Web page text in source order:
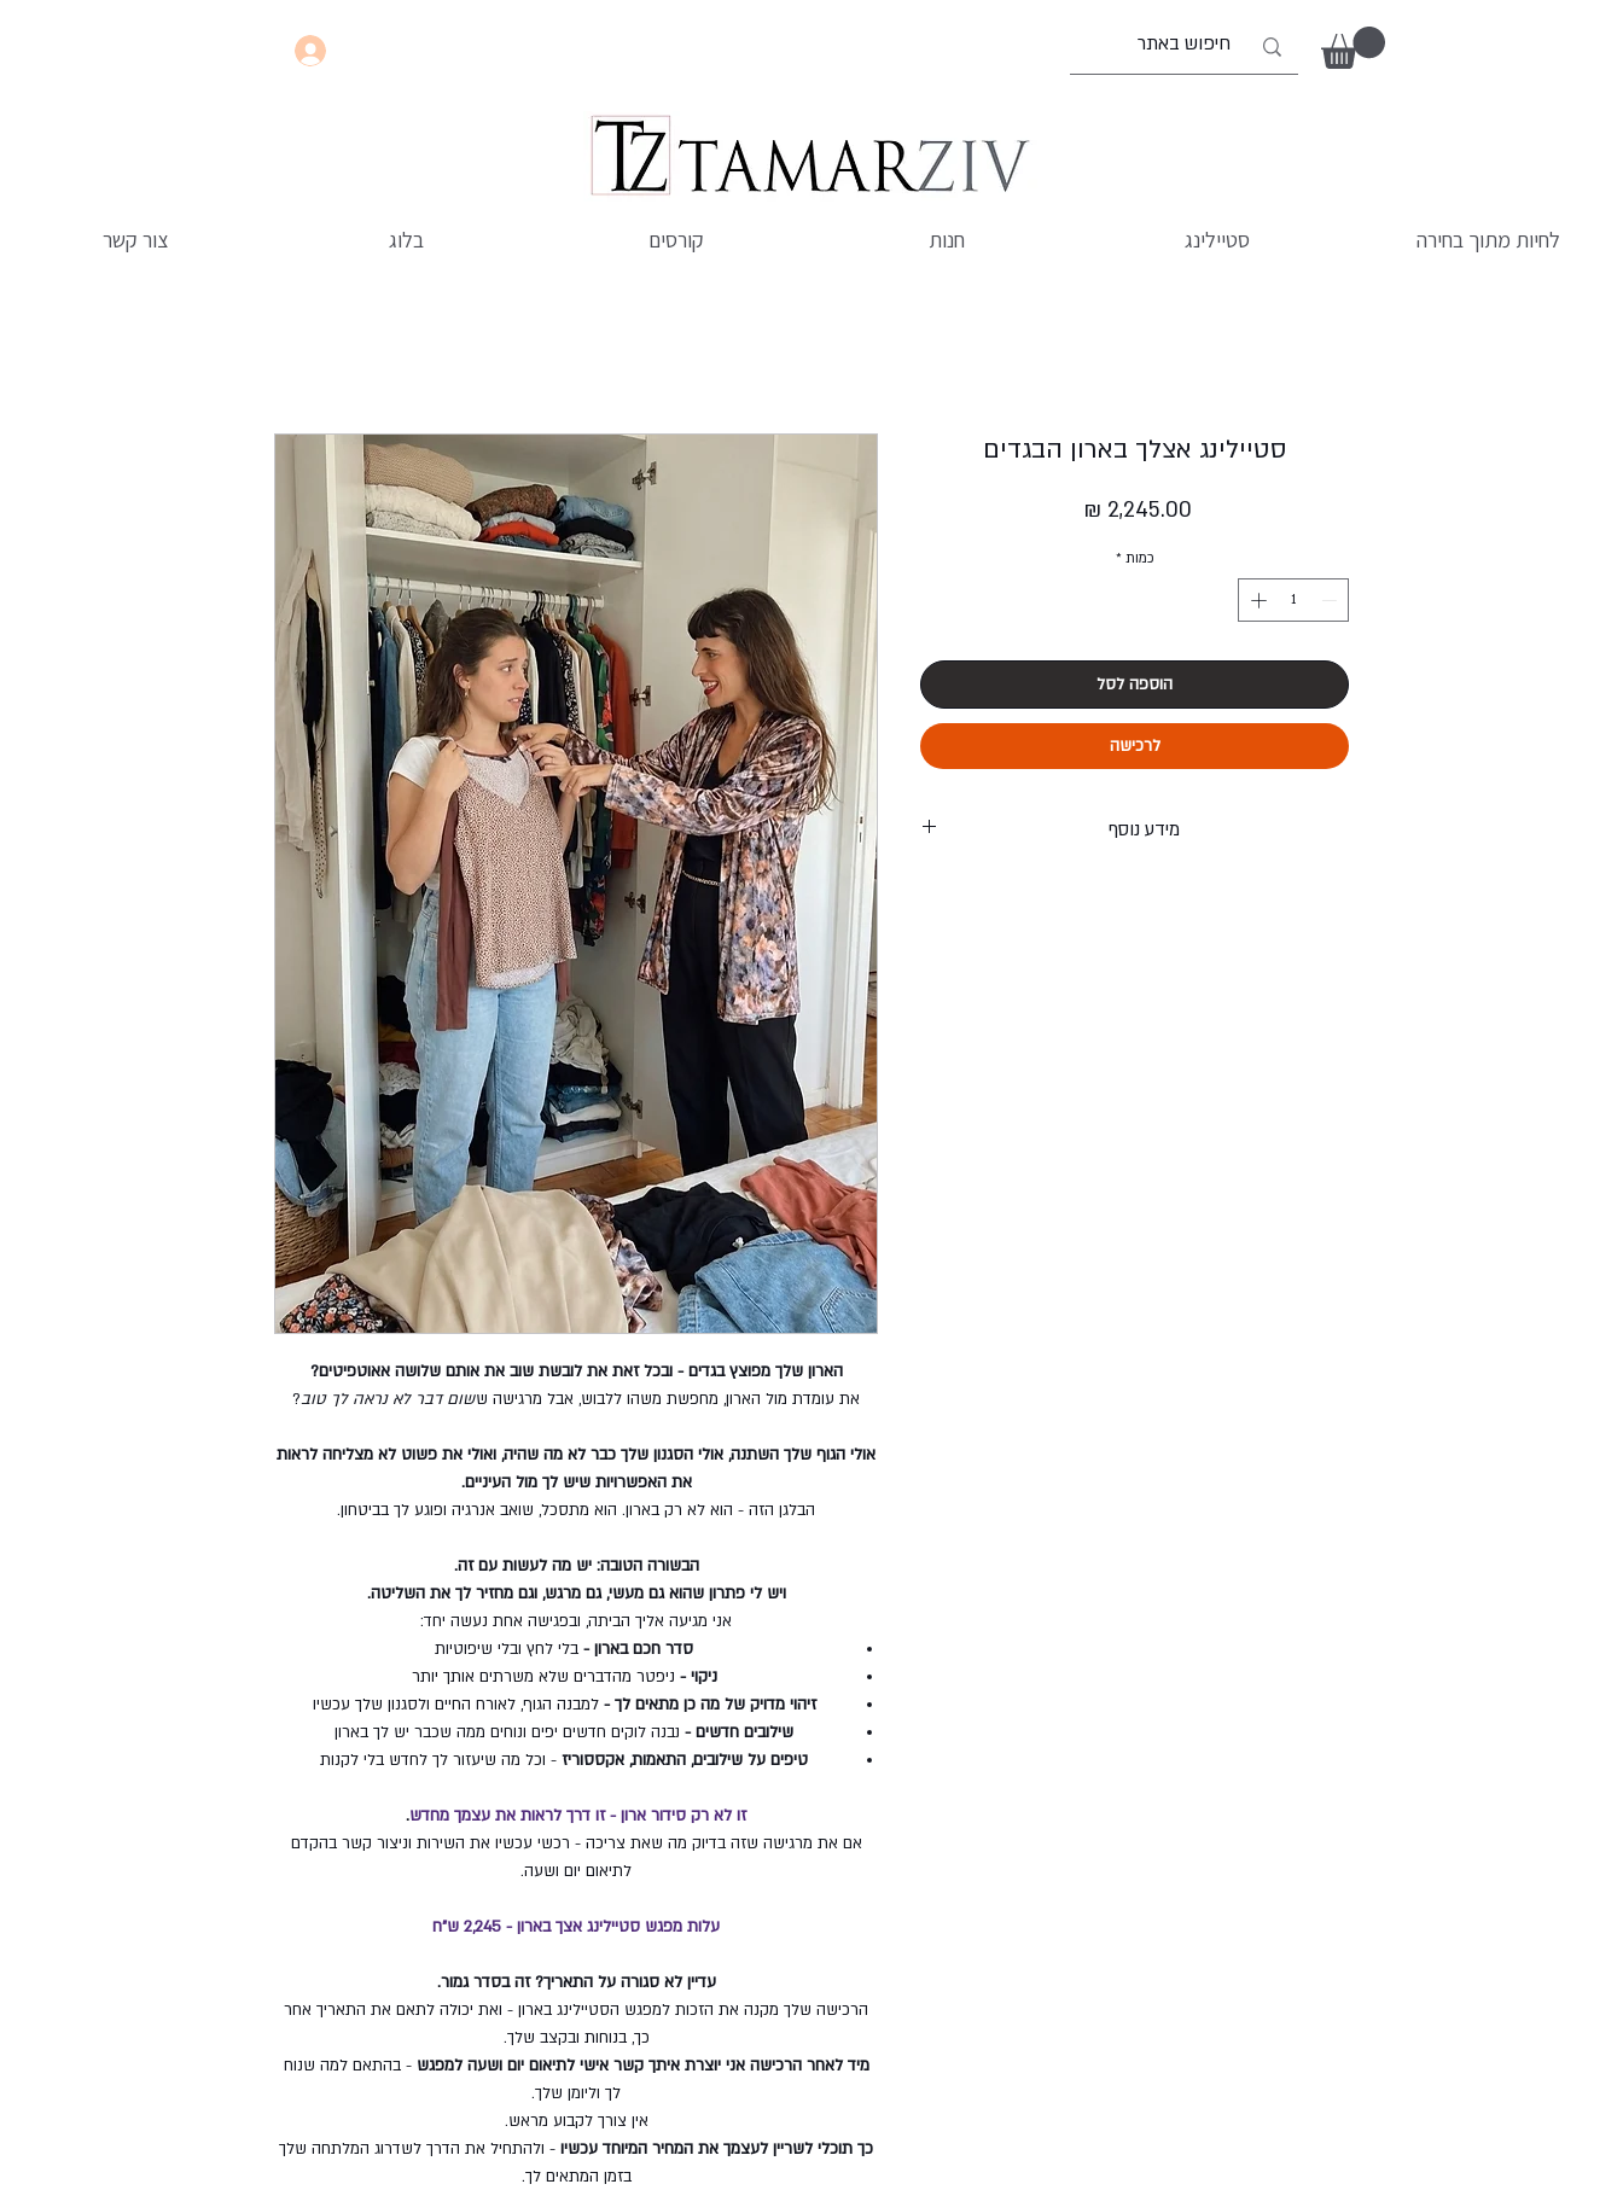
לחיות מתוך בחירה סטיילינג חנות קורסים בלוג צור קשר
הארון שלך מפוצץ בגדים - ובכל זאת את לובשת שוב את אותם שלושה אאוטפיטים?
את עומדת מול הארון, מחפשת משהו ללבוש, אבל מרגישה ששום דבר לא נראה לך טוב?
אולי הגוף שלך השתנה, אולי הסגנון שלך כבר לא מה שהיה, ואולי את פשוט לא מצליחה לראות
את האפשרויות שיש לך מול העיניים.
הבלגן הזה - הוא לא רק בארון. הוא מתסכל, שואב אנרגיה ופוגע לך בביטחון.
הבשורה הטובה: יש מה לעשות עם זה.
ויש לי פתרון שהוא גם מעשי, גם מרגש, וגם מחזיר לך את השליטה.
אני מגיעה אליך הביתה, ובפגישה אחת נעשה יחד:
סדר חכם בארון - בלי לחץ ובלי שיפוטיות
ניקוי - ניפטר מהדברים שלא משרתים אותך יותר
זיהוי מדויק של מה כן מתאים לך -למבנה הגוף, לאורח החיים ולסגנון שלך עכשיו
שילובים חדשים - נבנה לוקים חדשים יפים ונוחים ממה שכבר יש לך בארון
טיפים על שילובים, התאמות, אקססוריז - וכל מה שיעזור לך לחדש בלי לקנות
זו לא רק סידור ארון - זו דרך לראות את עצמך מחדש.
אם את מרגישה שזה בדיוק מה שאת צריכה - רכשי עכשיו את השירות וניצור קשר בהקדם
לתיאום יום ושעה.
עלות מפגש סטיילינג אצך בארון - 2,245 ש"ח
עדיין לא סגורה על התאריך? זה בסדר גמור.
הרכישה שלך מקנה את הזכות למפגש הסטיילינג בארון - ואת יכולה לתאם את התאריך אחר
כך, בנוחות ובקצב שלך.
מיד לאחר הרכישה אני יוצרת איתך קשר אישי לתיאום יום ושעה למפגש - בהתאם למה שנוח
לך וליומן שלך.
אין צורך לקבוע מראש.
כך תוכלי לשריין לעצמך את המחיר המיוחד עכשיו - ולהתחיל את הדרך לשדרוג המלתחה שלך
בזמן המתאים לך.
סטיילינג אצלך בארון הבגדים
כמות *
הוספה לסל
לרכישה
מידע נוסף